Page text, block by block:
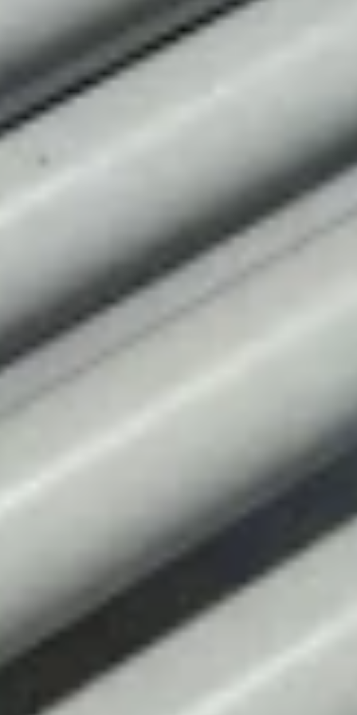
Der ultimative Leitfaden für Fördertechnik
Suchen Sie Informationen zu Fördertechnik und ihre
Rolle im E-Commerce, im Lagerwesen und in der
Logistik? In diesem Leitfaden geben wir Ihnen einen
Überblick über alles, was Sie über Förderer wisse
3. September 2024
Mehr laden
info@relevator.se
+46 10 183 98 24
Kungälv
Auf der Karte anzeigen
E-Mail
Ich stimme zu, dass meine personenbezogenen Daten
zum Zweck der Kontaktaufnahme verarbeitet werden.